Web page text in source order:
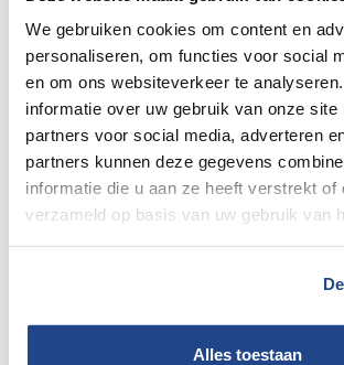
We gebruiken cookies om content en
personaliseren, om functies voor social
en om ons websiteverkeer te
informatie over uw gebruik van onze site
partners voor social media, adverteren
partners kunnen deze gegevens
informatie die u aan ze heeft verstrekt of
verzameld op basis van uw gebruik van
Alles toestaan